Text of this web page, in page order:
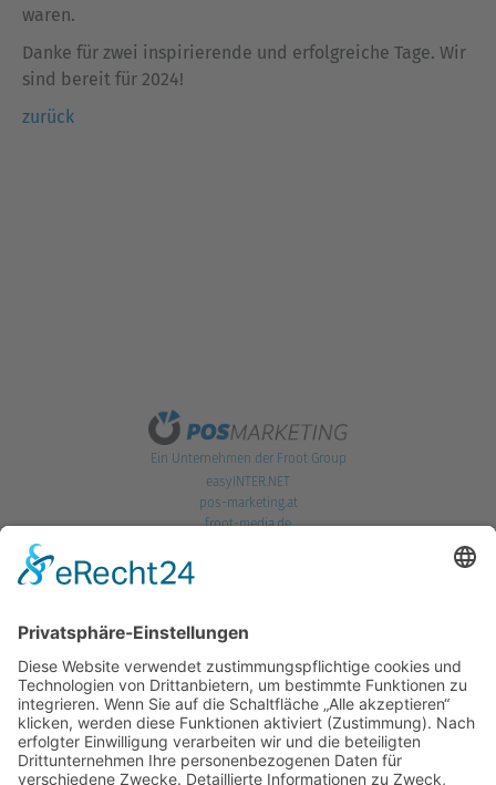
waren.
Danke für zwei inspirierende und erfolgreiche Tage. Wir
sind bereit für 2024!
zurück
Ein Unternehmen der Froot Group
easyINTER.NET
pos-marketing.at
froot-media.de
POS Marketing GmbH
Hoferweg 269a | A-5440 Golling | T. +43 6244 5757
office@pos-marketing.at